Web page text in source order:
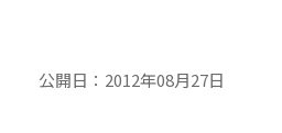
公開日： 2012年08月27日